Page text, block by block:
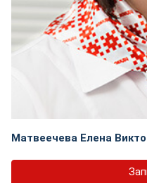
Матвеечева Елена